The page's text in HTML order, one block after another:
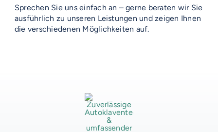
Sprechen Sie uns einfach an – gerne beraten wir Sie
ausführlich zu unseren Leistungen und zeigen Ihnen
die verschiedenen Möglichkeiten auf.
Abfüllmaschinen
Reinigungssysteme
Maßgeschneiderte Autoklaventechnik für verschiedene Produktionsprozesse
Umfassender Autoklaven Service
VOSS-MODELLE
UNIVERSAL
Direktvermarkter
Technologie-Übersicht